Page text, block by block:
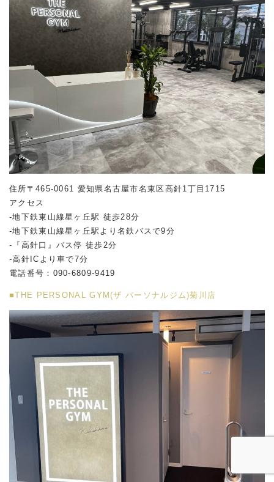
住所〒465-0061 愛知県名古屋市名東区高針1丁目1715
アクセス
-地下鉄東山線星ヶ丘駅 徒歩28分
-地下鉄東山線星ヶ丘駅より名鉄バスで9分
-『高針口』バス停 徒歩2分
-高針ICより車で7分
電話番号：090-6809-9419
■THE PERSONAL GYM(ザ パーソナルジム)菊川店